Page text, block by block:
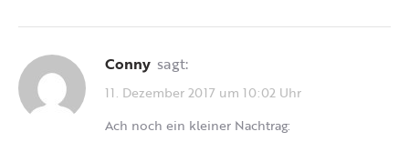
Conny sagt:
11. Dezember 2017 um 10:02 Uhr
Ach noch ein kleiner Nachtrag: